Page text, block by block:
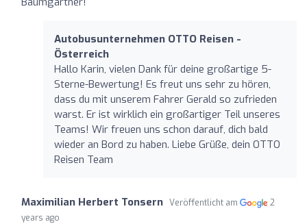
Autobusunternehmen OTTO Reisen -
Österreich
Hallo Karin, vielen Dank für deine großartige 5-
Sterne-Bewertung! Es freut uns sehr zu hören,
dass du mit unserem Fahrer Gerald so zufrieden
warst. Er ist wirklich ein großartiger Teil unseres
Teams! Wir freuen uns schon darauf, dich bald
wieder an Bord zu haben. Liebe Grüße, dein OTTO
Reisen Team
Maximilian Herbert Tonsern Veröffentlicht am
2
years ago